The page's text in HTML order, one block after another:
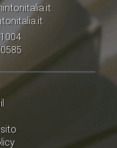
TERRITORIALI
ATLETI
E TESSERAMENTO